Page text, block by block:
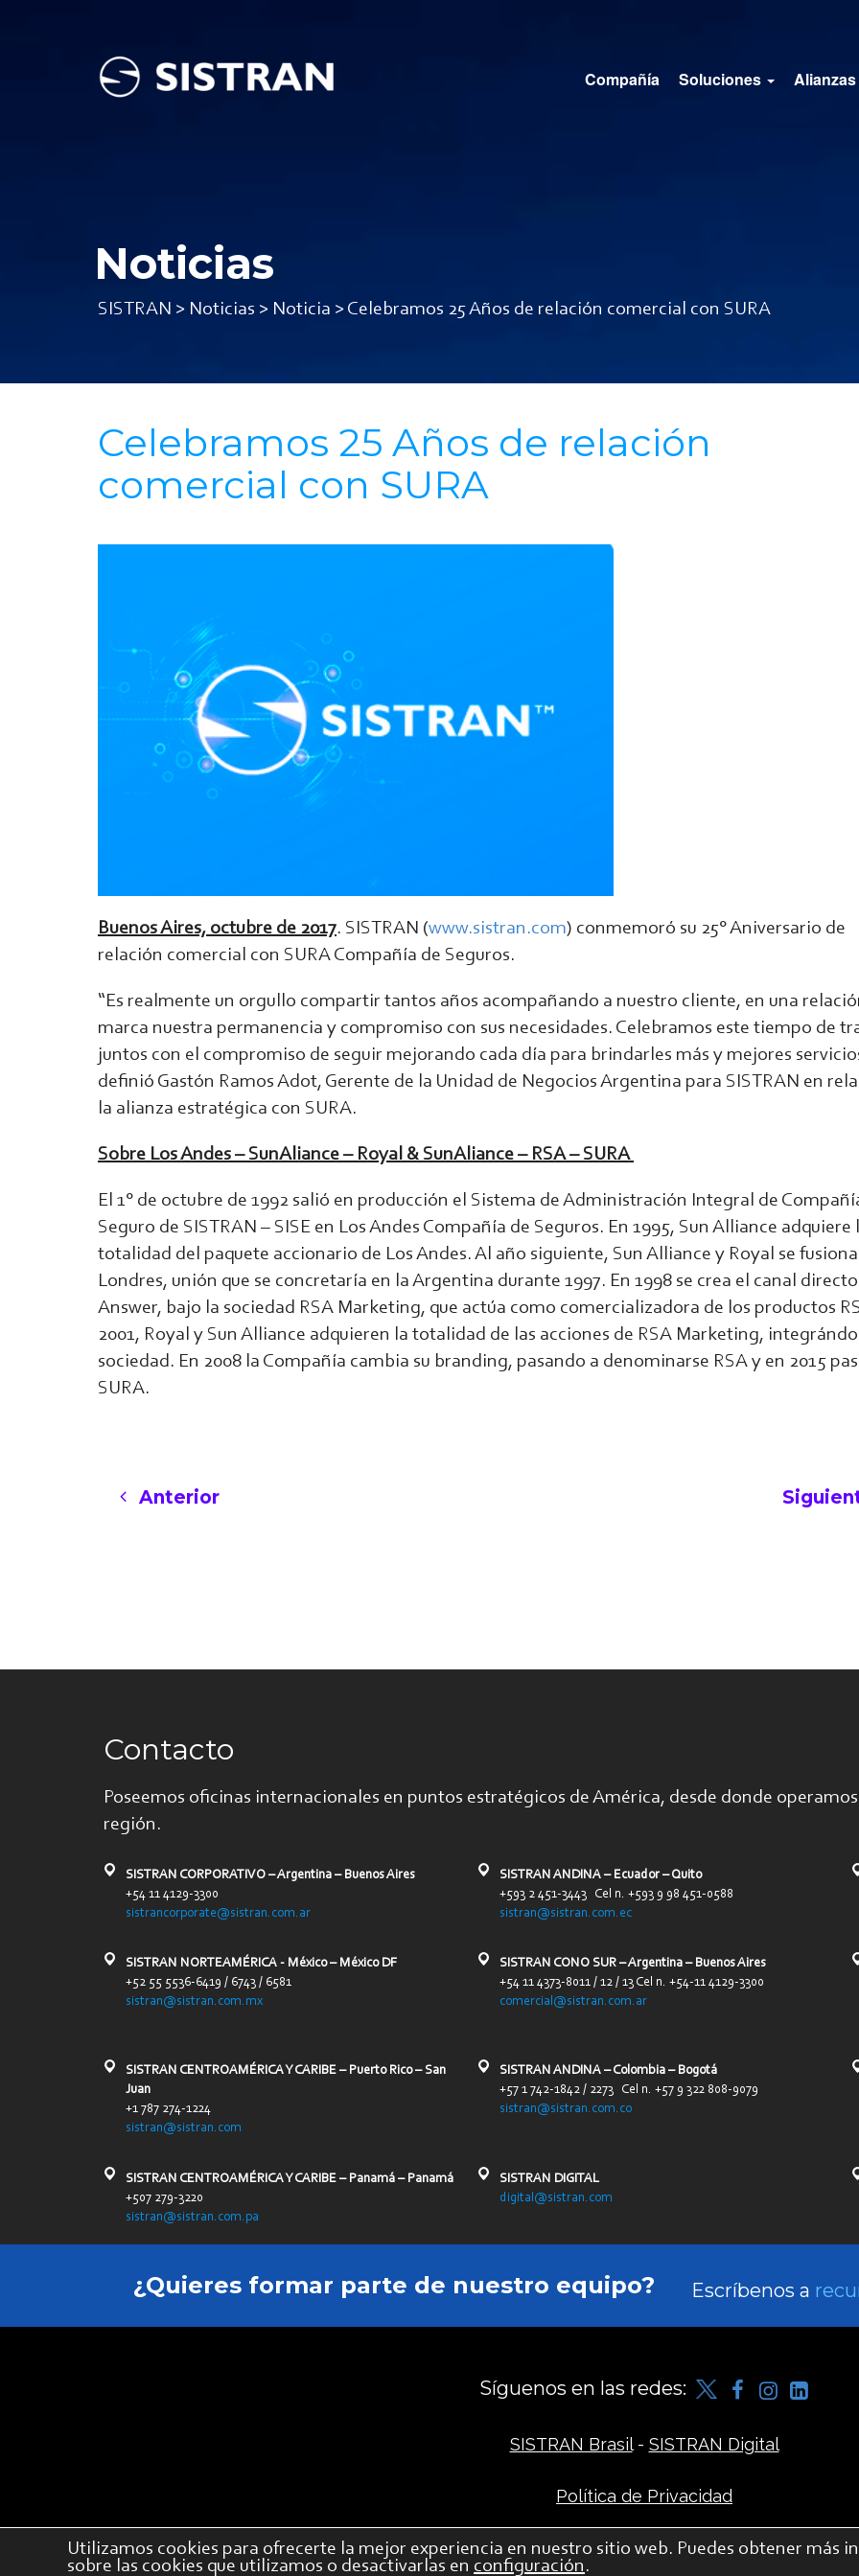
Compañía Soluciones Alianzas
Noticias
SISTRAN > Noticias > Noticia > Celebramos 25 Años de relación comercial con SURA
Celebramos 25 Años de relación
comercial con SURA
Buenos Aires, octubre de 2017. SISTRAN (www.sistran.com) conmemoró su 25° Aniversario de
relación comercial con SURA Compañía de Seguros.
“Es realmente un orgullo compartir tantos años acompañando a nuestro cliente, en una
marca nuestra permanencia y compromiso con sus necesidades. Celebramos este tiempo de
juntos con el compromiso de seguir mejorando cada día para brindarles más y mejores
definió Gastón Ramos Adot, Gerente de la Unidad de Negocios Argentina para SISTRAN en
la alianza estratégica con SURA.
Sobre Los Andes – SunAliance – Royal & SunAliance – RSA – SURA
El 1° de octubre de 1992 salió en producción el Sistema de Administración Integral de
Seguro de SISTRAN – SISE en Los Andes Compañía de Seguros. En 1995, Sun Alliance adquiere
totalidad del paquete accionario de Los Andes. Al año siguiente, Sun Alliance y Royal se fusiona
Londres, unión que se concretaría en la Argentina durante 1997. En 1998 se crea el canal directo
Answer, bajo la sociedad RSA Marketing, que actúa como comercializadora de los productos
2001, Royal y Sun Alliance adquieren la totalidad de las acciones de RSA Marketing,
sociedad. En 2008 la Compañía cambia su branding, pasando a denominarse RSA y en 2015
SURA.
Anterior
Contacto
Poseemos oficinas internacionales en puntos estratégicos de América, desde donde
región.
SISTRAN CORPORATIVO – Argentina – Buenos Aires
+54 11 4129-3300
sistrancorporate@sistran.com.ar
SISTRAN ANDINA – Ecuador – Quito
+593 2 451-3443 Cel n. +593 9 98 451-0588
sistran@sistran.com.ec
SISTRAN NORTEAMÉRICA - México – México DF
+52 55 5536-6419 / 6743 / 6581
sistran@sistran.com.mx
SISTRAN CONO SUR – Argentina – Buenos Aires
+54 11 4373-8011 / 12 / 13 Cel n. +54-11 4129-3300
comercial@sistran.com.ar
SISTRAN CENTROAMÉRICA Y CARIBE – Puerto Rico – San
Juan
+1 787 274-1224
sistran@sistran.com
SISTRAN ANDINA – Colombia – Bogotá
+57 1 742-1842 / 2273 Cel n. +57 9 322 808-9079
sistran@sistran.com.co
SISTRAN CENTROAMÉRICA Y CARIBE – Panamá – Panamá
+507 279-3220
sistran@sistran.com.pa
SISTRAN DIGITAL
digital@sistran.com
¿Quieres formar parte de nuestro equipo? Escríbenos a
Síguenos en las redes:
SISTRAN Brasil- SISTRAN Digital
Política de Privacidad
© 2026 SISTRAN – Todos los derechos reservados
Utilizamos cookies para ofrecerte la mejor experiencia en nuestro sitio web. Puedes obtener más
sobre las cookies que utilizamos o desactivarlas en configuración .